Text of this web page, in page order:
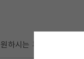
원하시는 후원사업과 금